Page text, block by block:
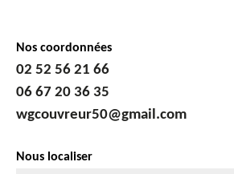
Nos coordonnées
02 52 56 21 66
06 67 20 36 35
wgcouvreur50@gmail.com
Nous localiser